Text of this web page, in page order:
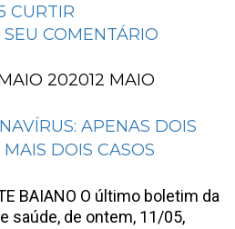
CURTIR
SEU COMENTÁRIO
202012 MAIO
APENAS DOIS
DOIS CASOS
BAIANO O último boletim da
saúde, de ontem, 11/05,